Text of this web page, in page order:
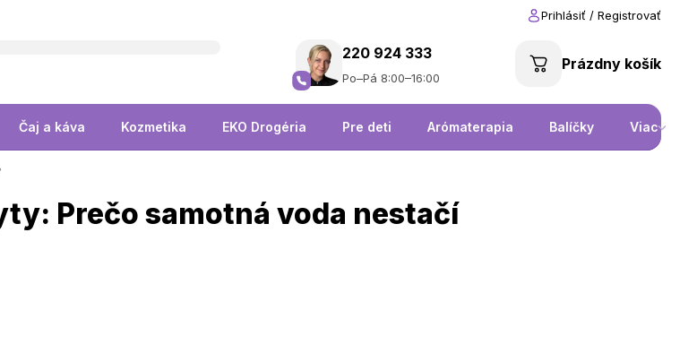
Prázdny košík
220 924 333
Po–Pá 8:00–16:00
Čaj a káva Kozmetika EKO Drogéria Pre deti Arómaterapia Balíčky Viac
Prečo samotná voda nestačí